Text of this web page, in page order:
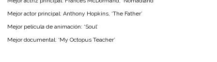
Mejor actor principal: Anthony Hopkins, ‘The Father’
Mejor película de animación: ‘Soul’
Mejor documental: ‘My Octopus Teacher’